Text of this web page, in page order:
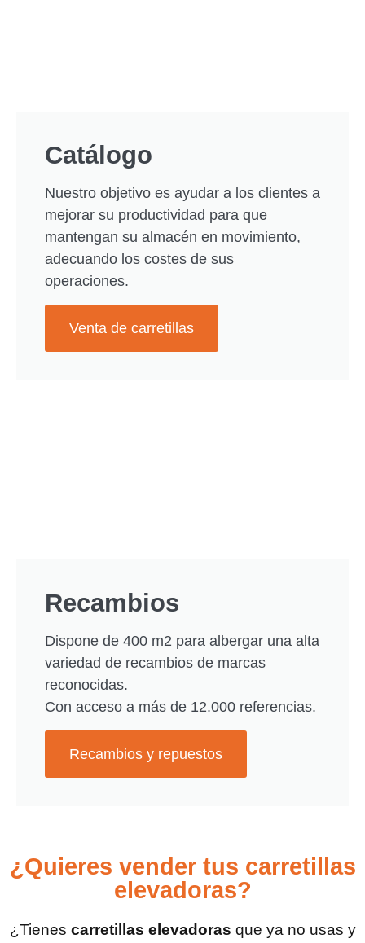
Catálogo
Nuestro objetivo es ayudar a los clientes a
mejorar su productividad para que
mantengan su almacén en movimiento,
adecuando los costes de sus
operaciones.
Venta de carretillas
Recambios
Dispone de 400 m2 para albergar una alta
variedad de recambios de marcas
reconocidas.
Con acceso a más de 12.000 referencias.
Recambios y repuestos
¿Quieres vender tus carretillas
elevadoras?
¿Tienes carretillas elevadoras que ya no usas y